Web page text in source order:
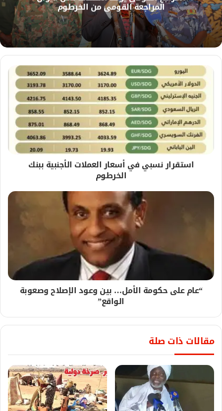
ي
ب
المراجعة القومي من الخرطوم
استقرار نسبي في أسعار العملات الأجنبية ببنك
الخرطوم
“عام على حكومة الأمل… بين وعود الإصلاح وصعوبة
الواقع”
مقالات ذات صلة